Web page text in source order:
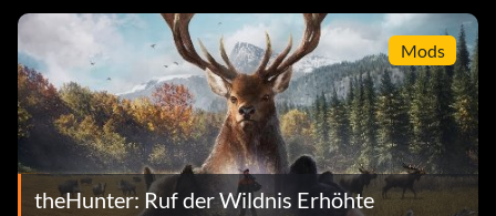
Mods
theHunter: Ruf der Wildnis Erhöhte